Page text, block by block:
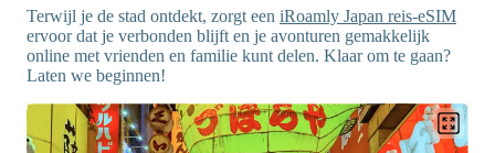
Terwijl je de stad ontdekt, zorgt een iRoamly Japan reis-eSIM
ervoor dat je verbonden blijft en je avonturen gemakkelijk
online met vrienden en familie kunt delen. Klaar om te gaan?
Laten we beginnen!